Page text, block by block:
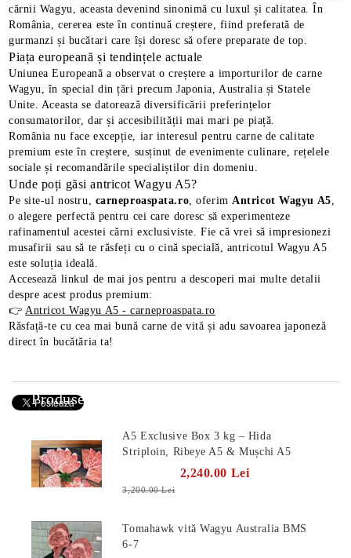
30%
cărnii Wagyu, aceasta devenind sinonimă cu luxul și calitatea. În
România, cererea este în continuă creștere, fiind preferată de
gurmanzi și bucătari care își doresc să ofere preparate de top.
Piața europeană și tendințele actuale
Uniunea Europeană a observat o creștere a importurilor de carne
Wagyu, în special din țări precum Japonia, Australia și Statele
Unite. Aceasta se datorează diversificării preferințelor
consumatorilor, dar și accesibilității mai mari pe piață.
România nu face excepție, iar interesul pentru carne de calitate
premium este în creștere, susținut de evenimente culinare, rețelele
sociale și recomandările specialiștilor din domeniu.
Unde poți găsi antricot Wagyu A5?
Pe site-ul nostru, carneproaspata.ro, oferimAntricot Wagyu A5,
o alegere perfectă pentru cei care doresc să experimenteze
rafinamentul acestei cărni exclusiviste. Fie că vrei să impresionezi
musafirii sau să te răsfeți cu o cină specială, antricotul Wagyu A5
este soluția ideală.
Accesează linkul de mai jos pentru a descoperi mai multe detalii
despre acest produs premium:
👉Antricot Wagyu A5 - carneproaspata.ro
Răsfață-te cu cea mai bună carne de vită și adu savoarea japoneză
direct în bucătăria ta!
Produse Noi
A5 Exclusive Box 3 kg – Hida
Striploin, Ribeye A5 & Mușchi A5
2,240.00 Lei
3,200.00 Lei
Tomahawk vită Wagyu Australia BMS
6-7